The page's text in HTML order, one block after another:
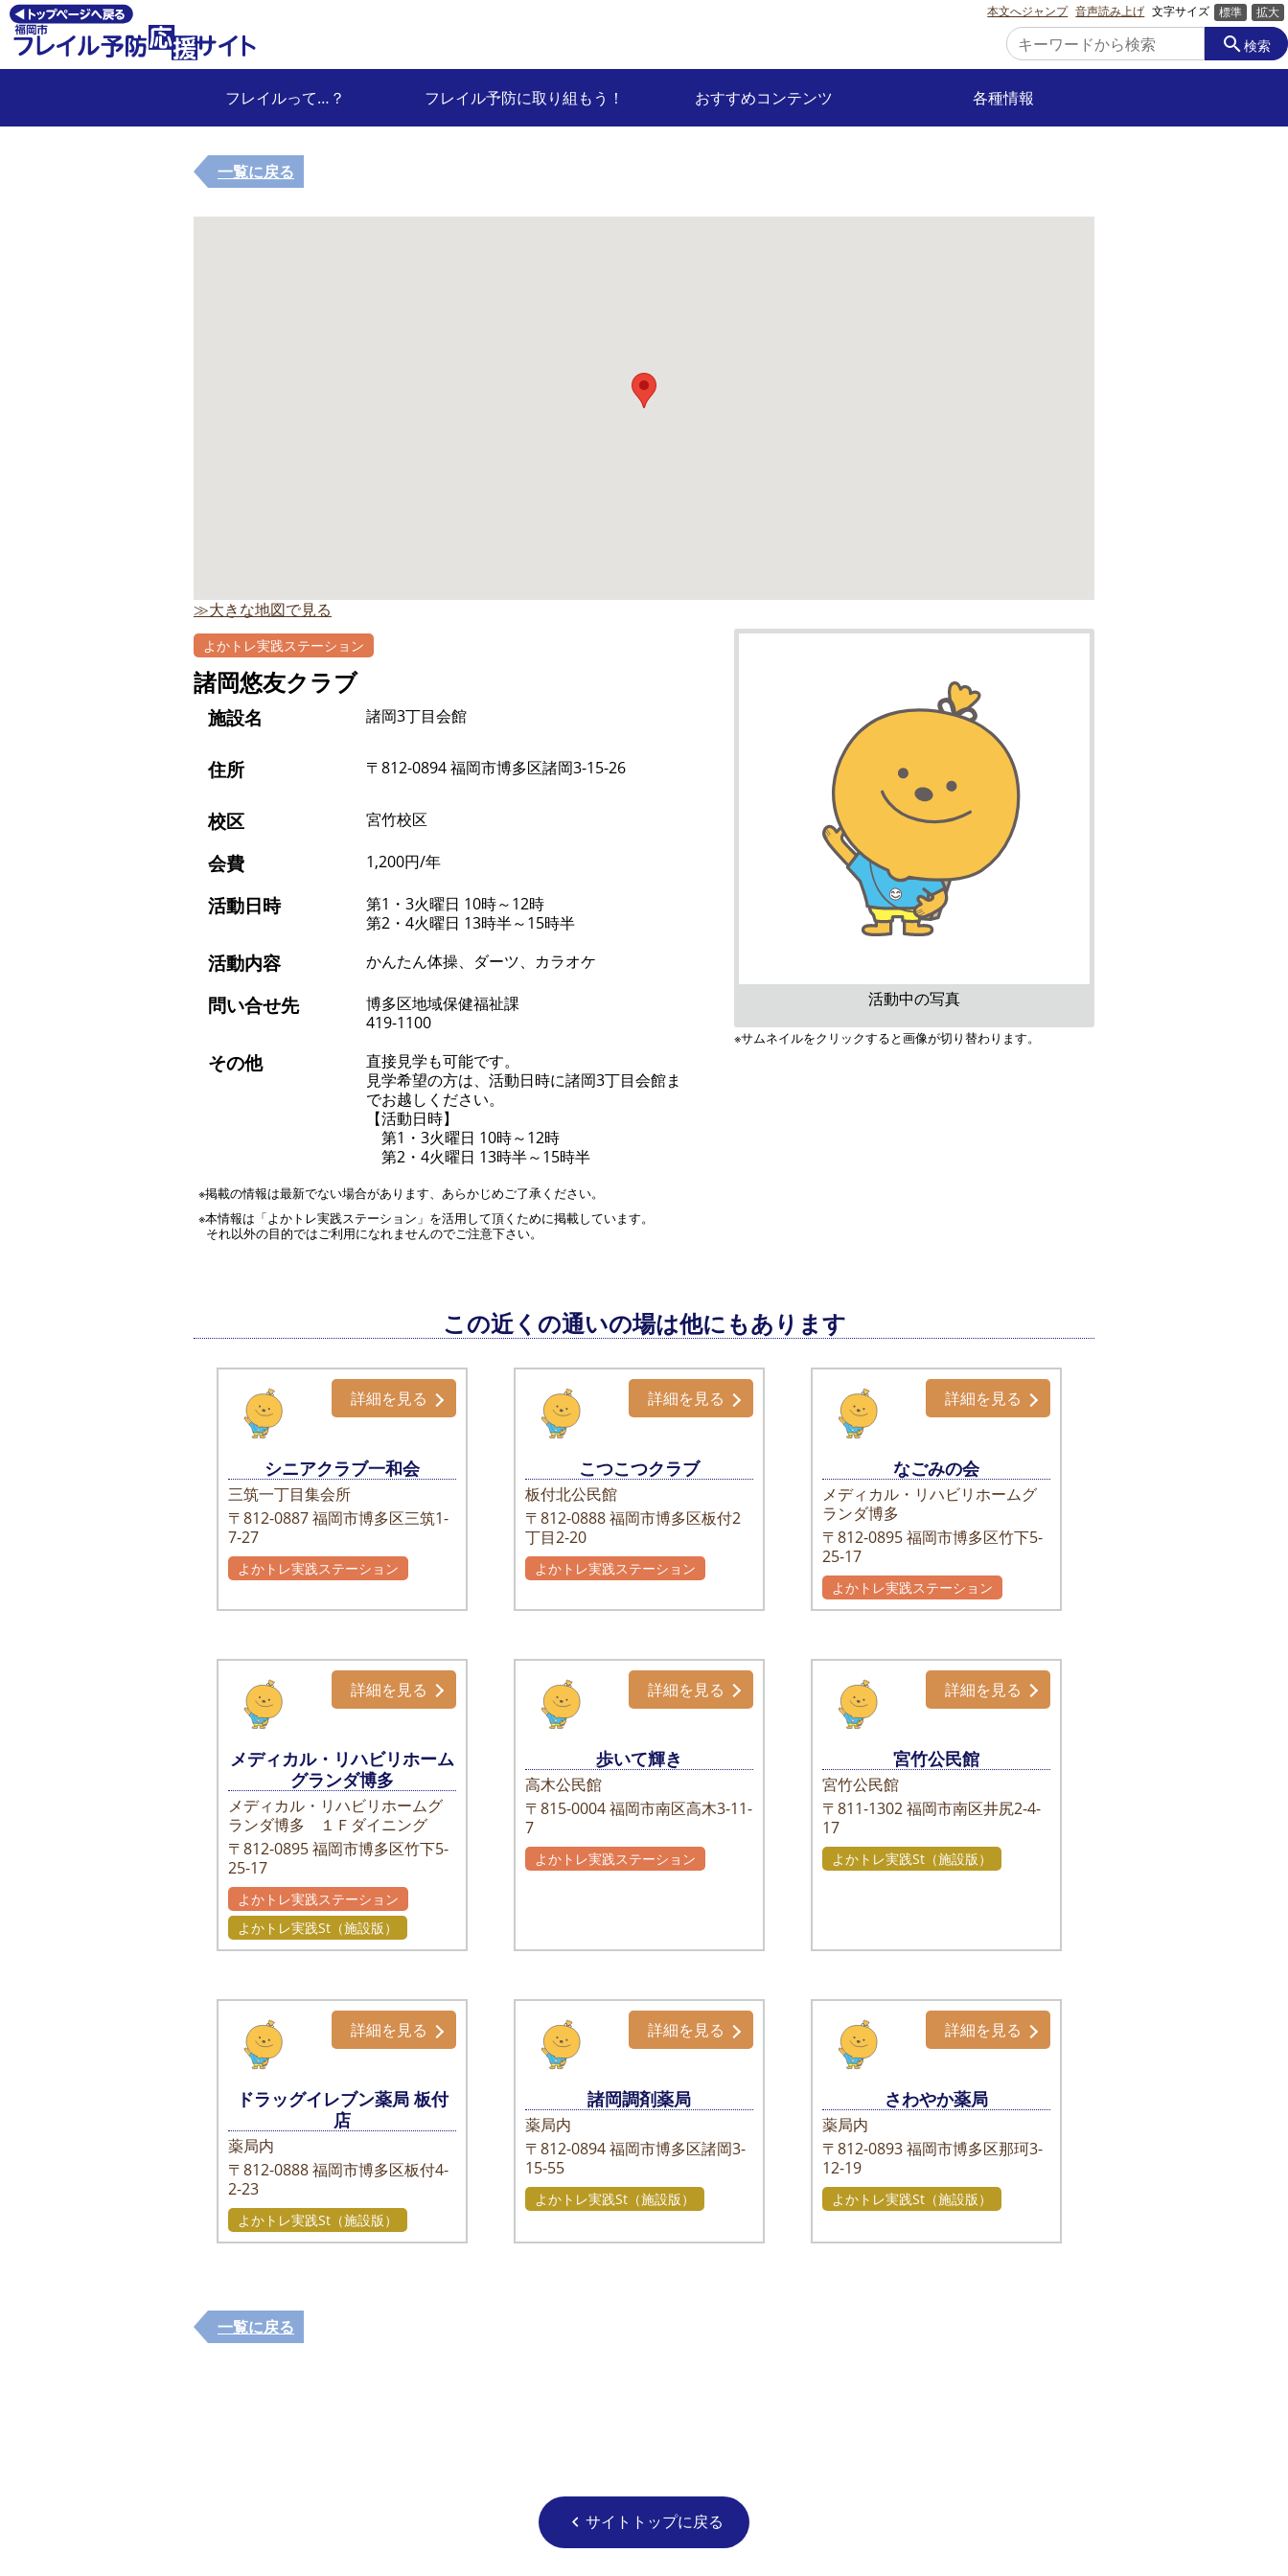
本文へジャンプ 音声読み上げ 文字サイズ 標準 拡大
search検索
フレイルって…？ フレイル予防に取り組もう！ おすすめコンテンツ 各種情報
一覧に戻る
≫大きな地図で見る
よかトレ実践ステーション
諸岡悠友クラブ
施設名 諸岡3丁目会館
住所 〒812-0894 福岡市博多区諸岡3-15-26
校区 宮竹校区
会費 1,200円/年
活動日時
第1・3火曜日 10時～12時
第2・4火曜日 13時半～15時半
活動内容 かんたん体操、ダーツ、カラオケ
問い合せ先
博多区地域保健福祉課
419-1100
その他
直接見学も可能です。
見学希望の方は、活動日時に諸岡3丁目会館ま
でお越しください。
【活動日時】
第1・3火曜日 10時～12時
第2・4火曜日 13時半～15時半
※掲載の情報は最新でない場合があります、あらかじめご了承ください。
※本情報は「よかトレ実践ステーション」を活用して頂くために掲載しています。
それ以外の目的ではご利用になれませんのでご注意下さい。
活動中の写真
※サムネイルをクリックすると画像が切り替わります。
この近くの通いの場は他にもあります
シニアクラブ一和会
三筑一丁目集会所
〒812-0887福岡市博多区三筑1-
7-27
詳細を見る
よかトレ実践ステーション
こつこつクラブ
板付北公民館
〒812-0888福岡市博多区板付2
丁目2-20
詳細を見る
よかトレ実践ステーション
なごみの会
メディカル・リハビリホームグ
ランダ博多
〒812-0895 福岡市博多区竹下5-
25-17
詳細を見る
よかトレ実践ステーション
メディカル・リハビリホーム
グランダ博多
メディカル・リハビリホームグ
ランダ博多 １Ｆダイニング
〒812-0895福岡市博多区竹下5-
25-17
詳細を見る
よかトレ実践ステーション
よかトレ実践St（施設版）
歩いて輝き
高木公民館
〒815-0004福岡市南区高木3-11-
7
詳細を見る
よかトレ実践ステーション
宮竹公民館
宮竹公民館
〒811-1302 福岡市南区井尻2-4-
17
詳細を見る
よかトレ実践St（施設版）
ドラッグイレブン薬局 板付
店
薬局内
〒812-0888福岡市博多区板付4-
2-23
詳細を見る
よかトレ実践St（施設版）
諸岡調剤薬局
薬局内
〒812-0894福岡市博多区諸岡3-
15-55
詳細を見る
よかトレ実践St（施設版）
さわやか薬局
薬局内
〒812-0893 福岡市博多区那珂3-
12-19
詳細を見る
よかトレ実践St（施設版）
一覧に戻る
chevron_left サイトトップに戻る